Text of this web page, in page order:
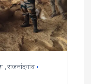
,राजनांदगांव